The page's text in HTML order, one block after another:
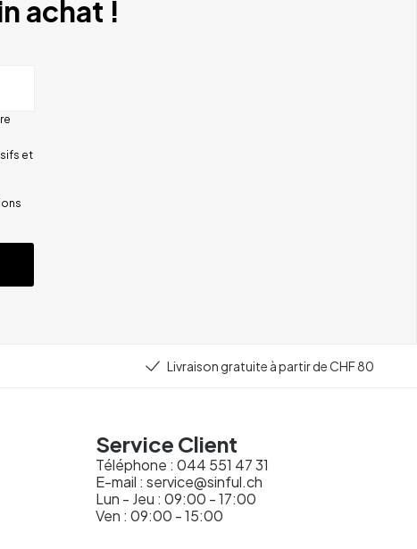
achat !
et
Livraison gratuite à partir de CHF 80
Service Client
Téléphone : 044 551 47 31
E-mail : service@sinful.ch
Lun - Jeu : 09:00 - 17:00
Ven : 09:00 - 15:00